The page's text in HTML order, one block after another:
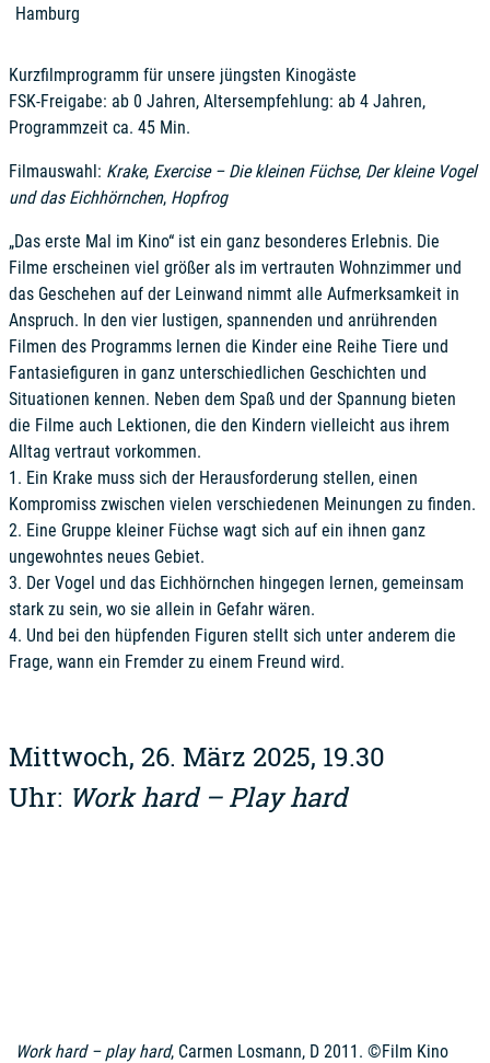
Hamburg
Kurzfilmprogramm für unsere jüngsten Kinogäste
FSK-Freigabe: ab 0 Jahren, Altersempfehlung: ab 4 Jahren,
Programmzeit ca. 45 Min.
Filmauswahl: Krake, Exercise – Die kleinen Füchse, Der kleine Vogel
und das Eichhörnchen, Hopfrog
„Das erste Mal im Kino“ ist ein ganz besonderes Erlebnis. Die
Filme erscheinen viel größer als im vertrauten Wohnzimmer und
das Geschehen auf der Leinwand nimmt alle Aufmerksamkeit in
Anspruch. In den vier lustigen, spannenden und anrührenden
Filmen des Programms lernen die Kinder eine Reihe Tiere und
Fantasiefiguren in ganz unterschiedlichen Geschichten und
Situationen kennen. Neben dem Spaß und der Spannung bieten
die Filme auch Lektionen, die den Kindern vielleicht aus ihrem
Alltag vertraut vorkommen.
1. Ein Krake muss sich der Herausforderung stellen, einen
Kompromiss zwischen vielen verschiedenen Meinungen zu finden.
2. Eine Gruppe kleiner Füchse wagt sich auf ein ihnen ganz
ungewohntes neues Gebiet.
3. Der Vogel und das Eichhörnchen hingegen lernen, gemeinsam
stark zu sein, wo sie allein in Gefahr wären.
4. Und bei den hüpfenden Figuren stellt sich unter anderem die
Frage, wann ein Fremder zu einem Freund wird.
Mittwoch, 26. März 2025, 19.30
Uhr: Work hard – Play hard
Work hard – play hard, Carmen Losmann, D 2011. ©Film Kino